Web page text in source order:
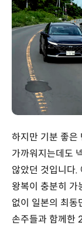
하지만 기분 좋은
가까워지는데도
않았던 것입니다.
왕복이 충분히 가
없이 일본의 최동
손주들과 함께한